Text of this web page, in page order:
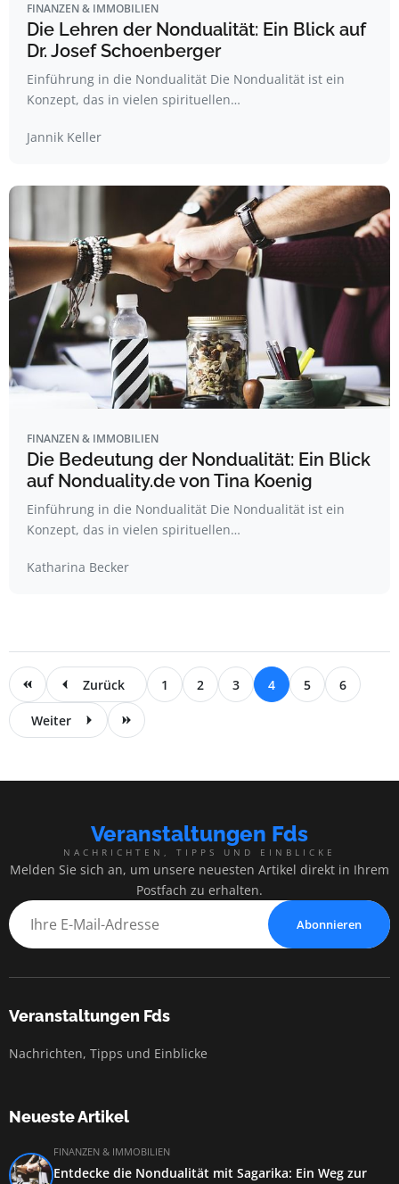
FINANZEN & IMMOBILIEN
Die Lehren der Nondualität: Ein Blick auf
Dr. Josef Schoenberger
Einführung in die Nondualität Die Nondualität ist ein
Konzept, das in vielen spirituellen…
Jannik Keller
FINANZEN & IMMOBILIEN
Die Bedeutung der Nondualität: Ein Blick
auf Nonduality.de von Tina Koenig
Einführung in die Nondualität Die Nondualität ist ein
Konzept, das in vielen spirituellen…
Katharina Becker
Zurück 1 2 3 4 5 6
Weiter
Veranstaltungen Fds
NACHRICHTEN, TIPPS UND EINBLICKE
Melden Sie sich an, um unsere neuesten Artikel direkt in Ihrem
Postfach zu erhalten.
Abonnieren
Veranstaltungen Fds
Nachrichten, Tipps und Einblicke
Neueste Artikel
FINANZEN & IMMOBILIEN
Entdecke die Nondualität mit Sagarika: Ein Weg zur